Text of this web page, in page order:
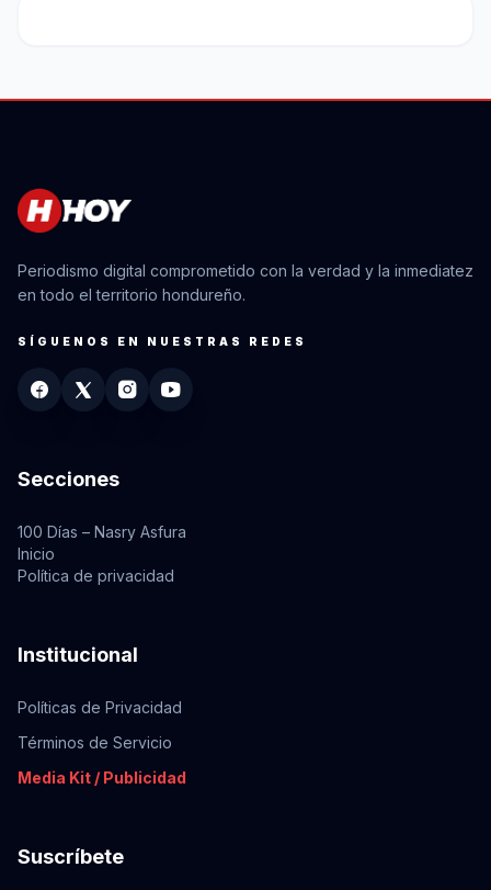
Periodismo digital comprometido con la verdad y la inmediatez
en todo el territorio hondureño.
SÍGUENOS EN NUESTRAS REDES
Secciones
100 Días – Nasry Asfura
Inicio
Política de privacidad
Institucional
Políticas de Privacidad
Términos de Servicio
Media Kit / Publicidad
Suscríbete